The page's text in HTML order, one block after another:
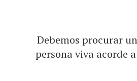
Debemos procurar
persona viva acorde